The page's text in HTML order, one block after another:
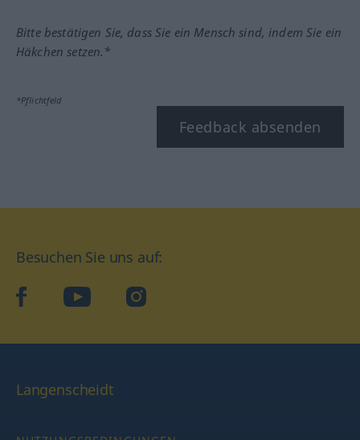
Bitte bestätigen Sie, dass Sie ein Mensch sind, indem Sie ein
Häkchen setzen.*
*Pflichtfeld
Feedback absenden
Besuchen Sie uns auf:
facebookYouTube Instagram
Langenscheidt